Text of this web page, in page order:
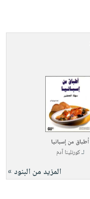
أطباق من إسبانيا
لـكورنلينا آدم
المزيد من البنود »